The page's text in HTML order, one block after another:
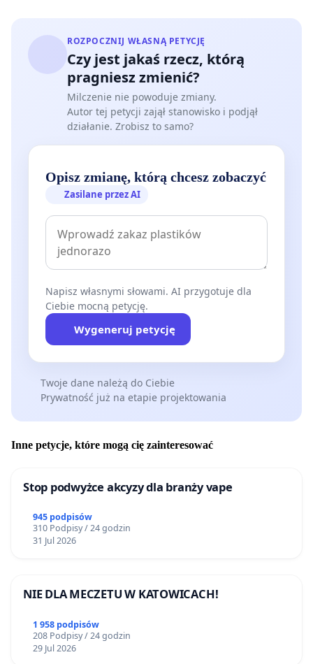
ROZPOCZNIJ WŁASNĄ PETYCJĘ
Czy jest jakaś rzecz, którą
pragniesz zmienić?
Milczenie nie powoduje zmiany.
Autor tej petycji zajął stanowisko i podjął
działanie. Zrobisz to samo?
Opisz zmianę, którą chcesz zobaczyć
Zasilane przez AI
Napisz własnymi słowami. AI przygotuje dla
Ciebie mocną petycję.
Wygeneruj petycję
Twoje dane należą do Ciebie
Prywatność już na etapie projektowania
Inne petycje, które mogą cię zainteresować
Stop podwyżce akcyzy dla branży vape
945 podpisów
310 Podpisy / 24 godzin
31 Jul 2026
NIE DLA MECZETU W KATOWICACH!
1 958 podpisów
208 Podpisy / 24 godzin
29 Jul 2026